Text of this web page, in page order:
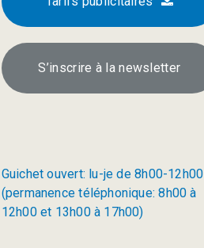
S’inscrire à la newsletter
Guichet ouvert: lu-je de 8h00-12h00
(permanence téléphonique: 8h00 à
12h00 et 13h00 à 17h00)